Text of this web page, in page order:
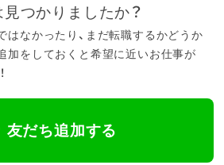
つかりましたか？
はなかったり、まだ転職するかどうか
加をしておくと希望に近いお仕事が
友だち追加する